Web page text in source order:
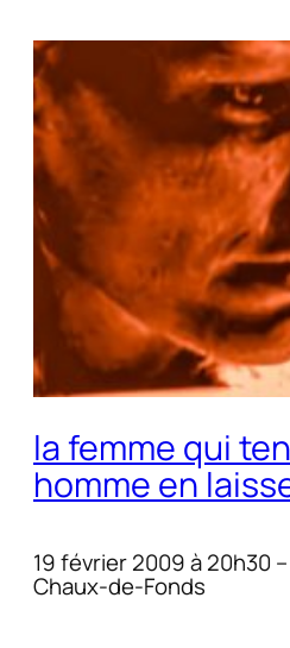
la femme qui
homme en
19 février 2009 à 20h30
Chaux-de-Fonds